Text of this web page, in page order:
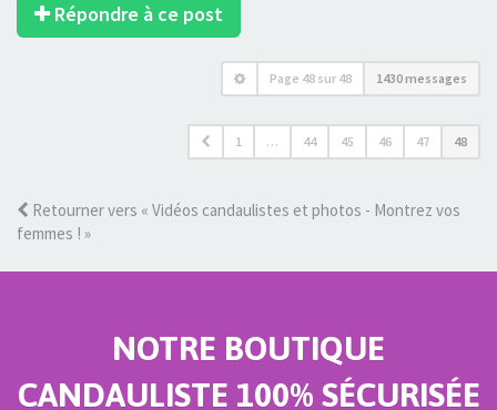
Répondre à ce post
Page 48 sur 48 1430 messages
1 … 44 45 46 47 48
Retourner vers « Vidéos candaulistes et photos - Montrez vos
femmes ! »
NOTRE BOUTIQUE
CANDAULISTE 100% SÉCURISÉE